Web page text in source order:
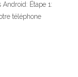
Étape 1:
téléphone